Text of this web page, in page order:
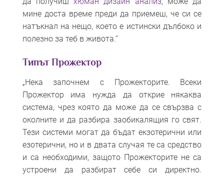
мине доста време преди да приемеш, че си се
натъкнал на нещо, което е истински дълбоко и
полезно за теб в живота.“
Типът Прожектор
„Нека започнем с Прожекторите. Всеки
Прожектор има нужда да открие някаква
система, чрез която да може да се свързва с
околните и да разбира заобикалящия го свят.
Тези системи могат да бъдат екзотерични или
езотерични, но и в двата случая те са средство
и са необходими, защото Прожекторите не са
устроени да разбират себе си директно.